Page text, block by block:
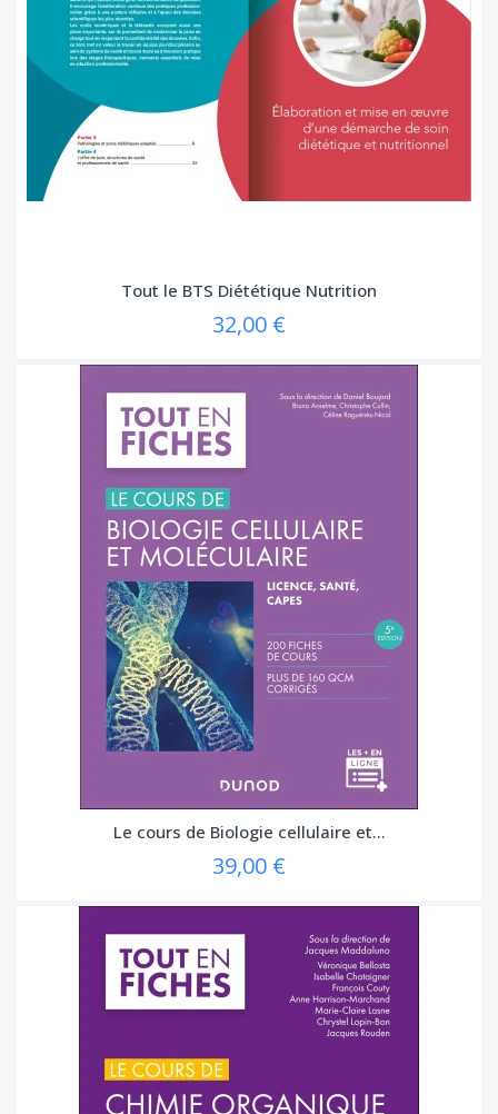
Tout le BTS Diététique Nutrition
32,00 €
Le cours de Biologie cellulaire et...
39,00 €